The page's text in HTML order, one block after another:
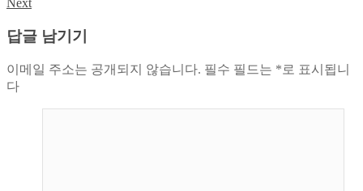
색
답글 남기기
이메일 주소는 공개되지 않습니다. 필수 필드는 * 로 표시됩니
다